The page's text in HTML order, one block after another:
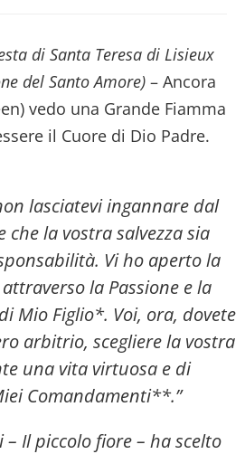
di Santa Teresa di Lisieux
del Santo Amore) – Ancora
vedo una Grande Fiamma
il Cuore di Dio Padre.
lasciatevi ingannare dal
che la vostra salvezza sia
Vi ho aperto la
la Passione e la
Mio Figlio*. Voi, ora, dovete
arbitrio, scegliere la vostra
una vita virtuosa e di
Comandamenti**.”
– Il piccolo fiore – ha scelto